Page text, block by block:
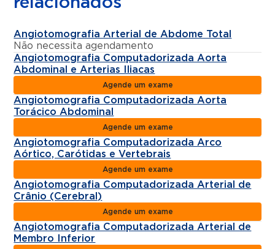
Angiotomografia Arterial de Abdome Total
Não necessita agendamento
Angiotomografia Computadorizada Aorta
Abdominal e Arterias Iliacas
Agende um exame
Angiotomografia Computadorizada Aorta
Torácico Abdominal
Agende um exame
Angiotomografia Computadorizada Arco
Aórtico, Carótidas e Vertebrais
Agende um exame
Angiotomografia Computadorizada Arterial de
Crânio (Cerebral)
Agende um exame
Angiotomografia Computadorizada Arterial de
Membro Inferior